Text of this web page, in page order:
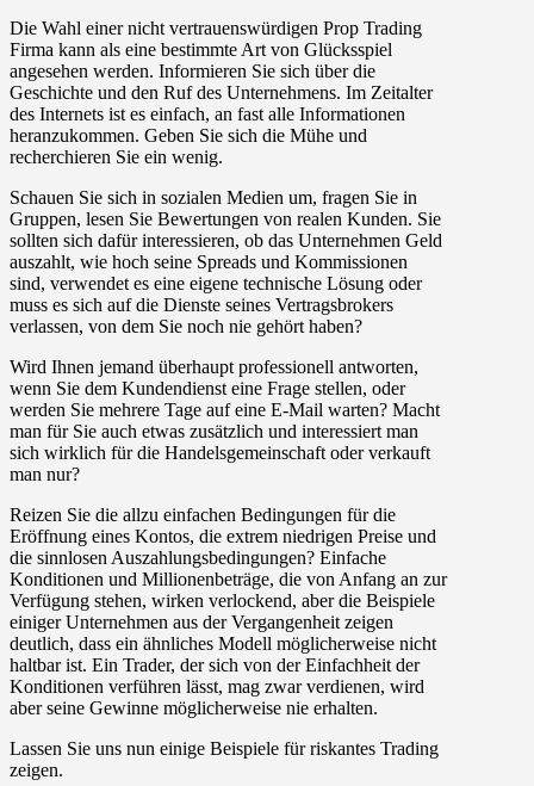
Die Wahl einer nicht vertrauenswürdigen Prop Trading
Firma kann als eine bestimmte Art von Glücksspiel
angesehen werden. Informieren Sie sich über die
Geschichte und den Ruf des Unternehmens. Im Zeitalter
des Internets ist es einfach, an fast alle Informationen
heranzukommen. Geben Sie sich die Mühe und
recherchieren Sie ein wenig.
Schauen Sie sich in sozialen Medien um, fragen Sie in
Gruppen, lesen Sie Bewertungen von realen Kunden. Sie
sollten sich dafür interessieren, ob das Unternehmen Geld
auszahlt, wie hoch seine Spreads und Kommissionen
sind, verwendet es eine eigene technische Lösung oder
muss es sich auf die Dienste seines Vertragsbrokers
verlassen, von dem Sie noch nie gehört haben?
Wird Ihnen jemand überhaupt professionell antworten,
wenn Sie dem Kundendienst eine Frage stellen, oder
werden Sie mehrere Tage auf eine E-Mail warten? Macht
man für Sie auch etwas zusätzlich und interessiert man
sich wirklich für die Handelsgemeinschaft oder verkauft
man nur?
Reizen Sie die allzu einfachen Bedingungen für die
Eröffnung eines Kontos, die extrem niedrigen Preise und
die sinnlosen Auszahlungsbedingungen? Einfache
Konditionen und Millionenbeträge, die von Anfang an zur
Verfügung stehen, wirken verlockend, aber die Beispiele
einiger Unternehmen aus der Vergangenheit zeigen
deutlich, dass ein ähnliches Modell möglicherweise nicht
haltbar ist. Ein Trader, der sich von der Einfachheit der
Konditionen verführen lässt, mag zwar verdienen, wird
aber seine Gewinne möglicherweise nie erhalten.
Lassen Sie uns nun einige Beispiele für riskantes Trading
zeigen.